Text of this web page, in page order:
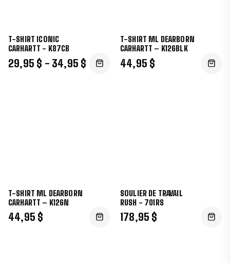
T-SHIRT ICONIC
CARHARTT - K87CB
29,95 $ - 34,95 $
T-SHIRT ML DEARBORN
CARHARTT – K126BLK
44,95 $
T-SHIRT ML DEARBORN
CARHARTT – K126N
44,95 $
SOULIER DE TRAVAIL
RUSH - 701RS
178,95 $